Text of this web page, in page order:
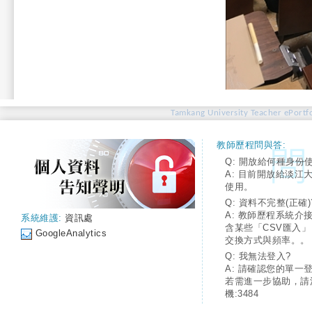
Tamkang University Teacher
系統維護: 資訊處
GoogleAnalytics
教師歷程問與答:
Q: 開放給何種身份
A: 目前開放給淡江
使用。
Q: 資料不完整(正確
A: 教師歷程系統介
含某些「CSV匯入
交換方式與頻率。。
Q: 我無法登入?
A: 請確認您的單一
若需進一步協助，
機:3484